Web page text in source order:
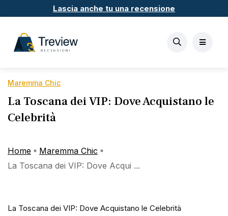
Lascia anche tu una recensione
Maremma Chic
La Toscana dei VIP: Dove Acquistano le
Celebrità
Home
Maremma Chic
La Toscana dei VIP: Dove Acqui ...
La Toscana dei VIP: Dove Acquistano le Celebrità